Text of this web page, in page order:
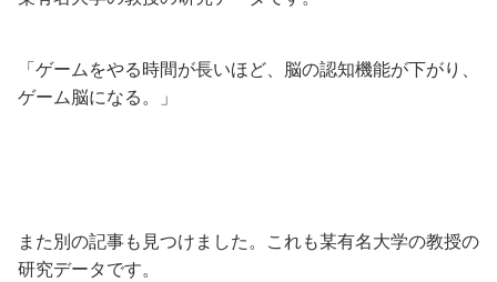
「ゲームをやる時間が長いほど、脳の認知機能が下がり、
ゲーム脳になる。」
また別の記事も見つけました。これも某有名大学の教授の
研究データです。